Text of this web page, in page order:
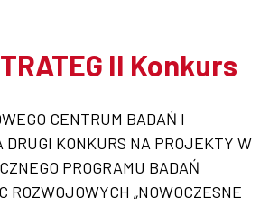
II Konkurs
CENTRUM BADAŃ I
DRUGI KONKURS NA PROJEKTY W
PROGRAMU BADAŃ
ROZWOJOWYCH „NOWOCZESNE